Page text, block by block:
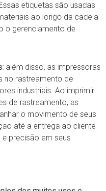
etiquetas são usadas
ao longo da cadeia
o gerenciamento de
além disso, as impressoras
no rastreamento de
industriais. Ao imprimir
de rastreamento, as
o movimento de seus
até a entrega ao cliente
precisão em seus